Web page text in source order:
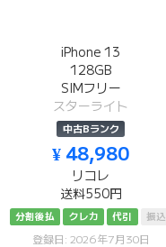
iPhone 13
128GB
SIMフリー
スターライト
中古Bランク
¥ 48,980
リコレ
送料550円
分割後払 クレカ 代引 振込
登録日: 2026年7月30日